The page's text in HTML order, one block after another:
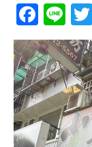
F
a
c
e
b
o
Li
n
e